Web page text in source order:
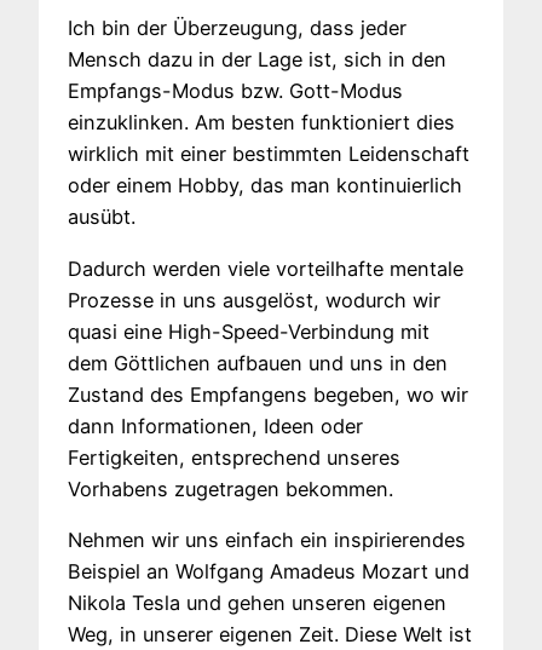
Ich bin der Überzeugung, dass jeder
Mensch dazu in der Lage ist, sich in den
Empfangs-Modus bzw. Gott-Modus
einzuklinken. Am besten funktioniert dies
wirklich mit einer bestimmten Leidenschaft
oder einem Hobby, das man kontinuierlich
ausübt.
Dadurch werden viele vorteilhafte mentale
Prozesse in uns ausgelöst, wodurch wir
quasi eine High-Speed-Verbindung mit
dem Göttlichen aufbauen und uns in den
Zustand des Empfangens begeben, wo wir
dann Informationen, Ideen oder
Fertigkeiten, entsprechend unseres
Vorhabens zugetragen bekommen.
Nehmen wir uns einfach ein inspirierendes
Beispiel an Wolfgang Amadeus Mozart und
Nikola Tesla und gehen unseren eigenen
Weg, in unserer eigenen Zeit. Diese Welt ist